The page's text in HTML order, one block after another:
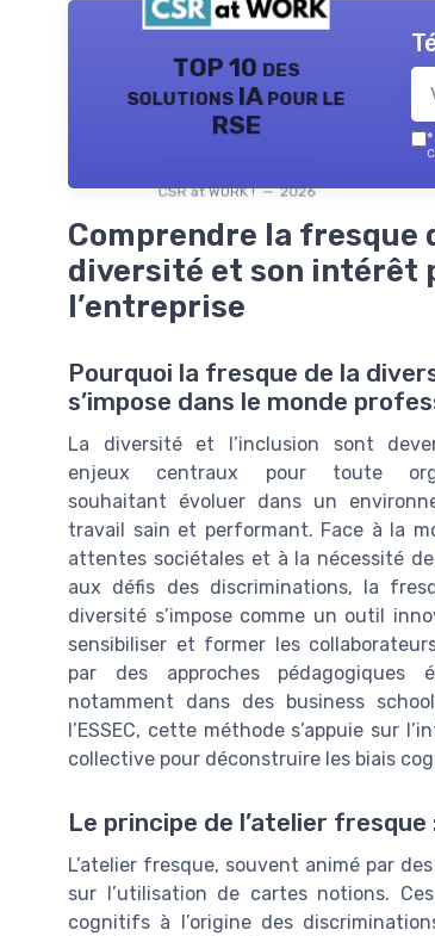
TOP 10 des
solutions IA pour le
RSE
CSR at WORK ! — 2026
*
Comprendre la fresque
diversité et son intérêt
l’entreprise
Pourquoi la fresque de la
s’impose dans le monde
La diversité et l’inclusion sont
enjeux centraux pour toute
souhaitant évoluer dans un
travail sain et performant. Face à la
attentes sociétales et à la nécessité
aux défis des discriminations, la
diversité s’impose comme un outil
sensibiliser et former les
par des approches pédagogiques
notamment dans des business
l’ESSEC, cette méthode s’appuie sur
collective pour déconstruire les biais
Le principe de l’atelier
L’atelier fresque, souvent animé par
sur l’utilisation de cartes notions.
cognitifs à l’origine des